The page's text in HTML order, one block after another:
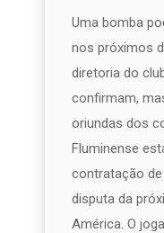
Uma bomba
nos próximos
diretoria do
confirmam,
oriundas dos
Fluminense
contratação
disputa da
América. O